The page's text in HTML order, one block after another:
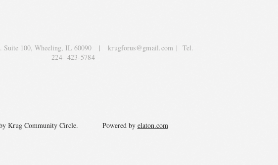
Suite 100, Wheeling, IL 60090 |krugforus@gmail.com | Tel.
224- 423-5784
Krug Community Circle. Powered by elaton.com